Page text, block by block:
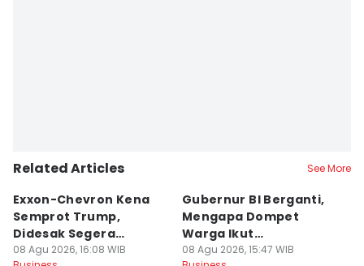
Related Articles See More
Exxon-Chevron Kena
Semprot Trump,
Didesak Segera
Turunkan Harga BBM
08 Agu 2026, 16:08 WIB
Gubernur BI Berganti,
Mengapa Dompet
Warga Ikut
Terpengaruh?
08 Agu 2026, 15:47 WIB